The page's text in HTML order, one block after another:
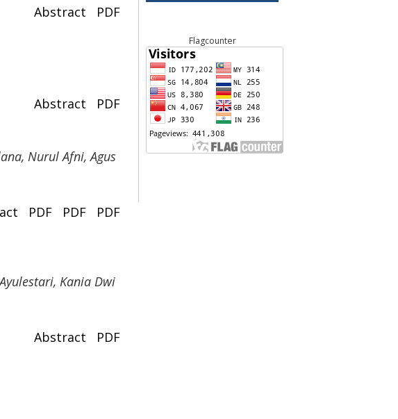
Flagcounter
Abstract PDF
Abstract PDF
Nurul Afni, Agus
PDF PDF PDF
Kania Dwi
Abstract PDF